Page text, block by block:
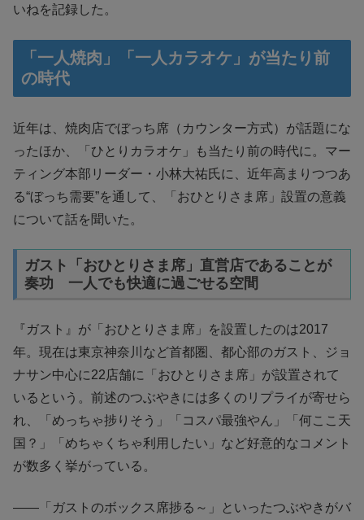
いねを記録した。
「一人焼肉」「一人カラオケ」が当たり前
の時代
近年は、焼肉店でぼっち席（カウンター方式）が話題にな
ったほか、「ひとりカラオケ」も当たり前の時代に。マー
ティング本部リーダー・小林大祐氏に、近年高まりつつあ
る“ぼっち需要”を通して、「おひとりさま席」設置の意義
について話を聞いた。
ガスト「おひとりさま席」直営店であることが
奏功 一人でも快適に過ごせる空間
『ガスト』が「おひとりさま席」を設置したのは2017
年。現在は東京神奈川など首都圏、都心部のガスト、ジョ
ナサン中心に22店舗に「おひとりさま席」が設置されて
いるという。前述のつぶやきには多くのリプライが寄せら
れ、「めっちゃ捗りそう」「コスパ最強やん」「何ここ天
国？」「めちゃくちゃ利用したい」など好意的なコメント
が数多く挙がっている。
――「ガストのボックス席捗る～」といったつぶやきがバ